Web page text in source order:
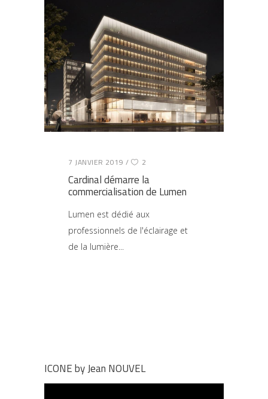
7 JANVIER 2019 2
Cardinal démarre la
commercialisation de Lumen
Lumen est dédié aux
professionnels de l'éclairage et
de la lumière
ICONE by Jean NOUVEL